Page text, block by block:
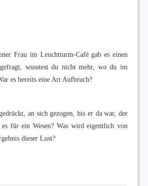
Frau im Leuchtturm-Café gab es einen
gefragt, wusstest du nicht mehr, wo du im
es bereits eine Art Aufbruch?
an sich gezogen, bis er da war, der
für ein Wesen? Was wird eigentlich von
dieser Lust?